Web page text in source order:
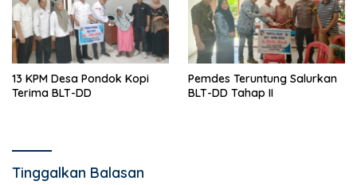
13 KPM Desa Pondok Kopi
Terima BLT-DD
Pemdes Teruntung Salurkan
BLT-DD Tahap II
Tinggalkan Balasan